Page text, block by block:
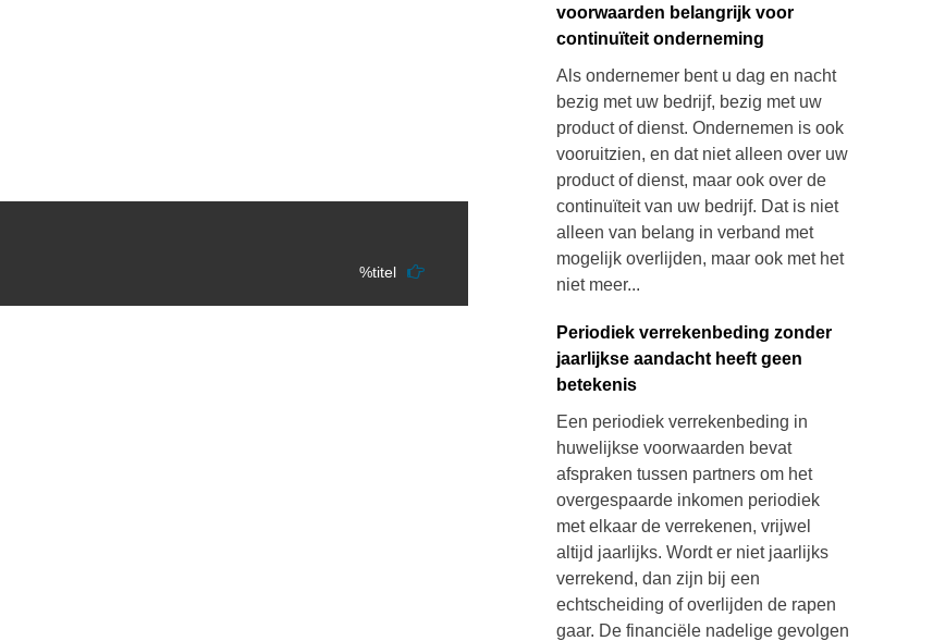
%titel
voorwaarden belangrijk voor
continuïteit onderneming
Als ondernemer bent u dag en nacht
bezig met uw bedrijf, bezig met uw
product of dienst. Ondernemen is ook
vooruitzien, en dat niet alleen over uw
product of dienst, maar ook over de
continuïteit van uw bedrijf. Dat is niet
alleen van belang in verband met
mogelijk overlijden, maar ook met het
niet meer...
Periodiek verrekenbeding zonder
jaarlijkse aandacht heeft geen
betekenis
Een periodiek verrekenbeding in
huwelijkse voorwaarden bevat
afspraken tussen partners om het
overgespaarde inkomen periodiek
met elkaar de verrekenen, vrijwel
altijd jaarlijks. Wordt er niet jaarlijks
verrekend, dan zijn bij een
echtscheiding of overlijden de rapen
gaar. De financiële nadelige gevolgen